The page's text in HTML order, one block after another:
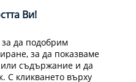
Ltd, All rights reserved.
Sirma CI
Ви!
да подобрим
за да показваме
съдържание и да
С кликването върху